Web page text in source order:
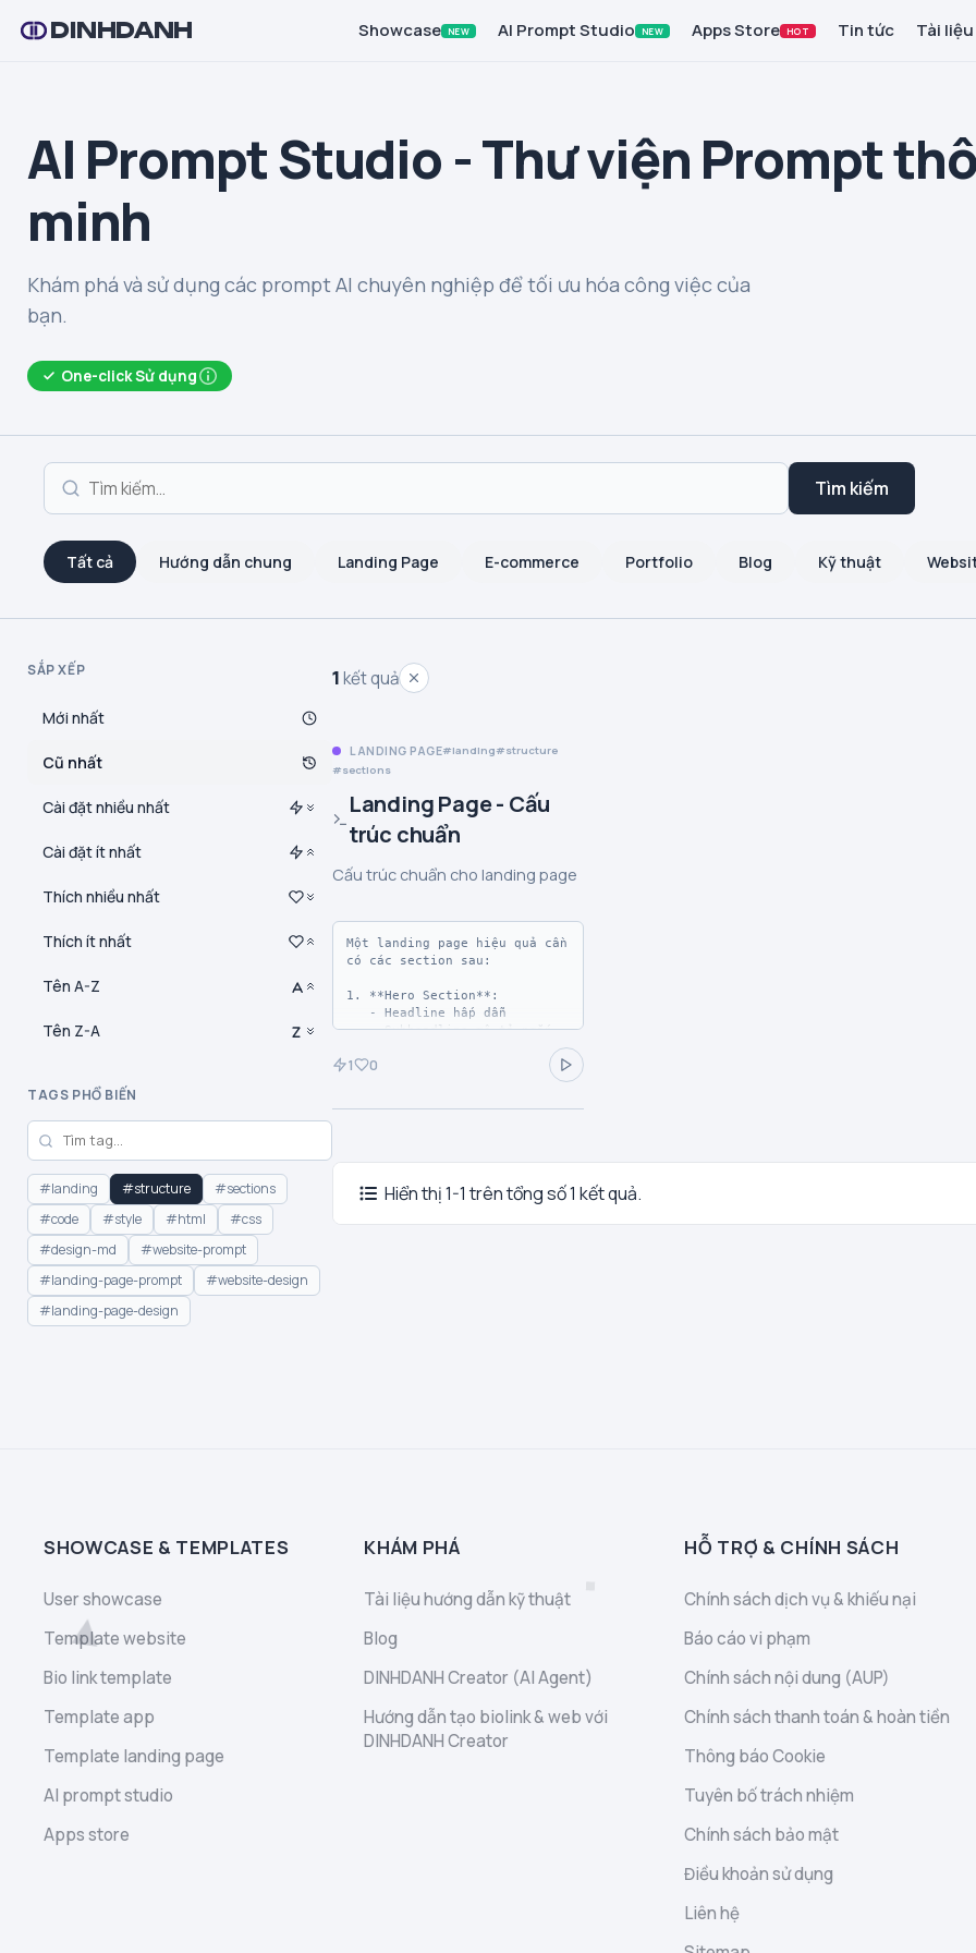
DINHDANH Showcase NEW AI Prompt Studio NEW Apps Store HOT Tin tức Tài liệu
AI Prompt Studio - Thư viện Prompt
minh
Khám phá và sử dụng các prompt AI chuyên nghiệp để tối ưu hóa công việc của
bạn.
One-click Sử dụng
Tìm kiếm
Tất cả Hướng dẫn chung Landing Page E-commerce Portfolio Blog Kỹ thuật
SẮP XẾP
Mới nhất
Cũ nhất
Cài đặt nhiều nhất
Cài đặt ít nhất
Thích nhiều nhất
Thích ít nhất
Tên A-Z
Tên Z-A
TAGS PHỔ BIẾN
#landing #structure
#sections
#code
#style #html
#css
#design-md
#website-prompt
#landing-page-prompt
#website-design
#landing-page-design
1kết quả
LANDING PAGE landing
structure
sections
Landing Page - Cấu
trúc chuẩn
Cấu trúc chuẩn cho landing page
Một landing page hiệu quả cần
có các section sau:
1. **Hero Section**:
   - Subheadline mô tả ngắn
   - CTA button nổi bật
3. **Social Proof**:
   - Testimonials từ khách
1 0
Hiển thị 1-1 trên tổng số 1 kết quả.
SHOWCASE & TEMPLATES
User showcase
Template website
Bio link template
Template app
Template landing page
AI prompt studio
Apps store
KHÁM PHÁ
Tài liệu hướng dẫn kỹ thuật
Blog
DINHDANH Creator (AI Agent)
Hướng dẫn tạo biolink & web với
DINHDANH Creator
HỖ TRỢ & CHÍNH SÁCH
Chính sách dịch vụ & khiếu nại
Báo cáo vi phạm
Chính sách nội dung (AUP)
Chính sách thanh toán & hoàn tiền
Thông báo Cookie
Tuyên bố trách nhiệm
Chính sách bảo mật
Điều khoản sử dụng
Liên hệ